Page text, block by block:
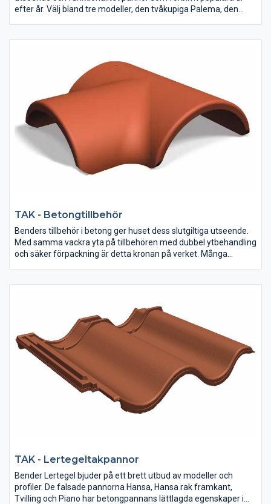
efter år. Välj bland tre modeller, den tvåkupiga Palema, den
TAK - Betongtillbehör
Benders tillbehör i betong ger huset dess slutgiltiga utseende.
Med samma vackra yta på tillbehören med dubbel ytbehandling
och säker förpackning är detta kronan på verket. Många
TAK - Lertegeltakpannor
Bender Lertegel bjuder på ett brett utbud av modeller och
profiler. De falsade pannorna Hansa, Hansa rak framkant,
Tvilling och Piano har betongpannans lättlagda egenskaper i